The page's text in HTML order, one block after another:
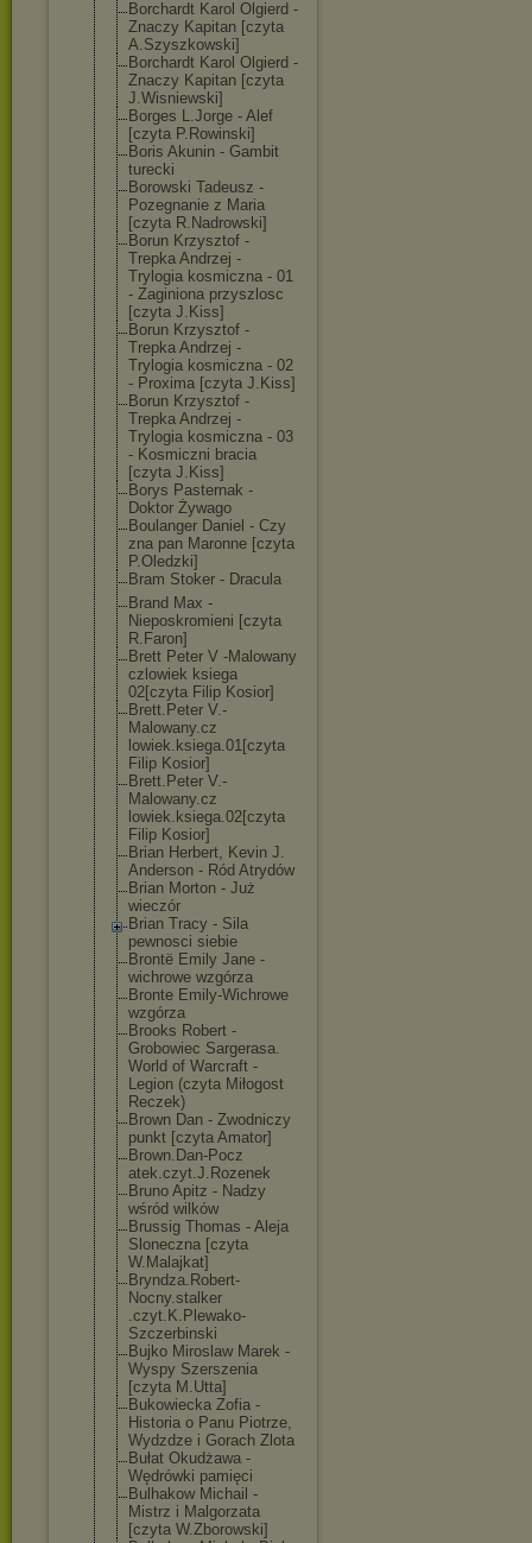
Borchardt Karol Olgierd -
Znaczy Kapitan [czyta
A.Szyszkowski]
Borchardt Karol Olgierd -
Znaczy Kapitan [czyta
J.Wisniewski]
Borges L.Jorge - Alef
[czyta P.Rowinski]
Boris Akunin - Gambit
turecki
Borowski Tadeusz -
Pozegnanie z Maria
[czyta R.Nadrowski]
Borun Krzysztof -
Trepka Andrzej -
Trylogia kosmiczna - 01
- Zaginiona przyszlosc
[czyta J.Kiss]
Borun Krzysztof -
Trepka Andrzej -
Trylogia kosmiczna - 02
- Proxima [czyta J.Kiss]
Borun Krzysztof -
Trepka Andrzej -
Trylogia kosmiczna - 03
- Kosmiczni bracia
[czyta J.Kiss]
Borys Pasternak -
Doktor Żywago
Boulanger Daniel - Czy
zna pan Maronne [czyta
P.Oledzki]
Bram Stoker - Dracula
Brand Max -
Nieposkromieni [czyta
R.Faron]
Brett Peter V -Malowany
czlowiek ksiega
02[czyta Filip Kosior]
Brett.Peter V.-
Malowany.cz
lowiek.ksiega.01[czyta
Filip Kosior]
Brett.Peter V.-
Malowany.cz
lowiek.ksiega.02[czyta
Filip Kosior]
Brian Herbert, Kevin J.
Anderson - Ród Atrydów
Brian Morton - Już
wieczór
Brian Tracy - Sila
pewnosci siebie
Brontë Emily Jane -
wichrowe wzgórza
Bronte Emily-Wichrowe
wzgórza
Brooks Robert -
Grobowiec Sargerasa.
World of Warcraft -
Legion (czyta Miłogost
Reczek)
Brown Dan - Zwodniczy
punkt [czyta Amator]
Brown.Dan-Pocz
atek.czyt.J.Rozenek
Bruno Apitz - Nadzy
wśród wilków
Brussig Thomas - Aleja
Sloneczna [czyta
W.Malajkat]
Bryndza.Robert-
Nocny.stalker
.czyt.K.Plewako-
Szczerbinski
Bujko Miroslaw Marek -
Wyspy Szerszenia
[czyta M.Utta]
Bukowiecka Zofia -
Historia o Panu Piotrze,
Wydzdze i Gorach Zlota
Bułat Okudżawa -
Wędrówki pamięci
Bulhakow Michail -
Mistrz i Malgorzata
[czyta W.Zborowski]